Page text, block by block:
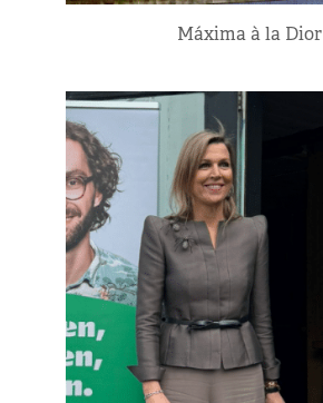
Máxima à la Dior